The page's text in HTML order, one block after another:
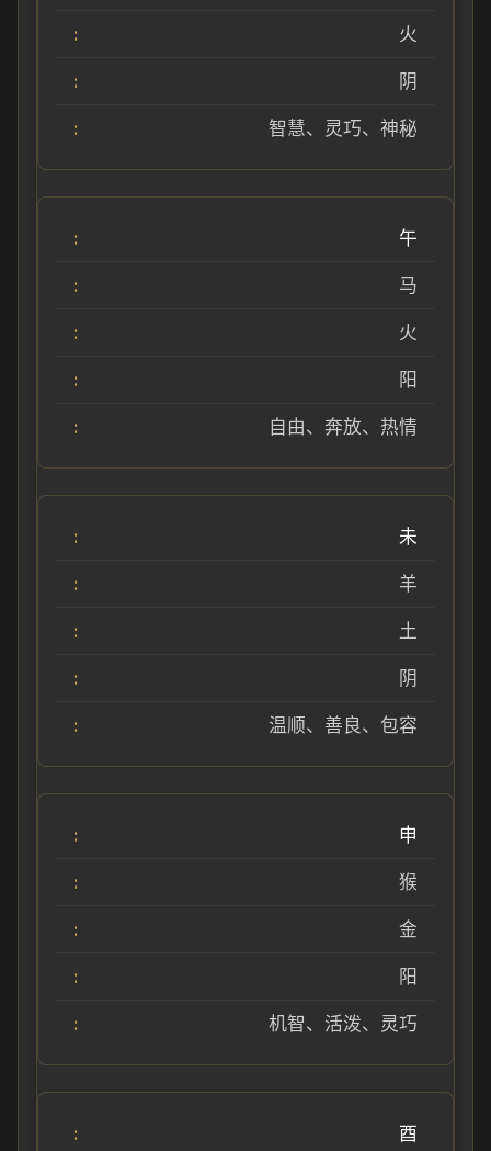
火
阴
智慧、灵巧、神秘
午
马
火
阳
自由、奔放、热情
未
羊
土
阴
温顺、善良、包容
申
猴
金
阳
机智、活泼、灵巧
酉